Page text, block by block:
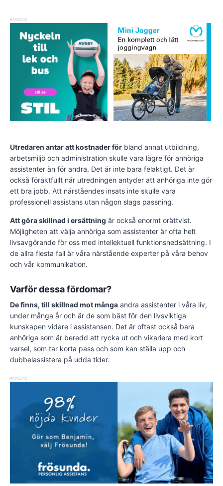
ANNONS
Utredaren antar att kostnader för bland annat utbildning,
arbetsmiljö och administration skulle vara lägre för anhöriga
assistenter än för andra. Det är inte bara felaktigt. Det är
också föraktfullt när utredningen antyder att anhöriga inte gör
ett bra jobb. Att närståendes insats inte skulle vara
professionell assistans utan någon slags passning.
Att göra skillnad i ersättning är också enormt orättvist.
Möjligheten att välja anhöriga som assistenter är ofta helt
livsavgörande för oss med intellektuell funktionsnedsättning. I
de allra flesta fall är våra närstående experter på våra behov
och vår kommunikation.
Varför dessa fördomar?
De finns, till skillnad mot många andra assistenter i våra liv,
under många år och är de som bäst för den livsviktiga
kunskapen vidare i assistansen. Det är oftast också bara
anhöriga som är beredd att rycka ut och vikariera med kort
varsel, som tar korta pass och som kan ställa upp och
dubbelassistera på udda tider.
ANNONS